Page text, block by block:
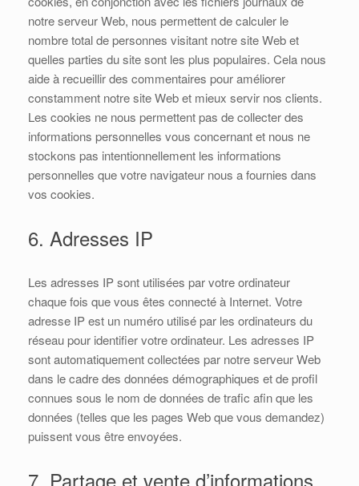
notre serveur Web, nous permettent de calculer le
nombre total de personnes visitant notre site Web et
quelles parties du site sont les plus populaires. Cela nous
aide à recueillir des commentaires pour améliorer
constamment notre site Web et mieux servir nos clients.
Les cookies ne nous permettent pas de collecter des
informations personnelles vous concernant et nous ne
stockons pas intentionnellement les informations
personnelles que votre navigateur nous a fournies dans
vos cookies.
6. Adresses IP
Les adresses IP sont utilisées par votre ordinateur
chaque fois que vous êtes connecté à Internet. Votre
adresse IP est un numéro utilisé par les ordinateurs du
réseau pour identifier votre ordinateur. Les adresses IP
sont automatiquement collectées par notre serveur Web
dans le cadre des données démographiques et de profil
connues sous le nom de données de trafic afin que les
données (telles que les pages Web que vous demandez)
puissent vous être envoyées.
7. Partage et vente d’informations